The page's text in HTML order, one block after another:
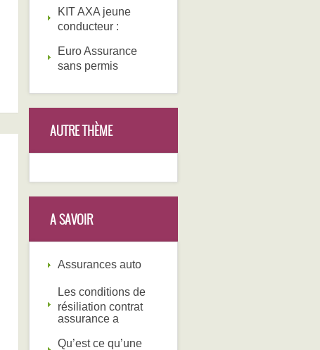
KIT AXA jeune
conducteur :
Euro Assurance
sans permis
AUTRE THÈME
A SAVOIR
Assurances auto
Les conditions de
résiliation contrat
assurance a
Qu’est ce qu’une